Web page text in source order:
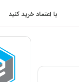
با اعتماد خرید کنید